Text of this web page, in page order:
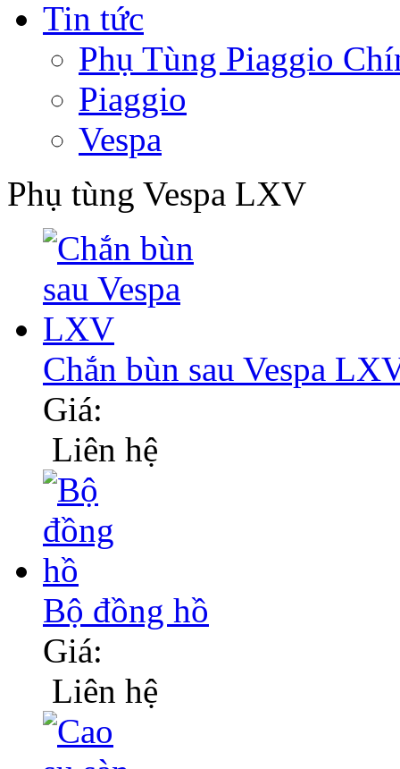
Tin tức
Phụ Tùng Piaggio
Piaggio
Vespa
Phụ tùng Vespa LXV
Chắn bùn sau Vespa
Giá:
Liên hệ
Bộ đồng hồ
Giá:
Liên hệ